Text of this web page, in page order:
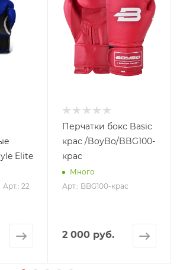
Elite
Арт.: 22
Перчатки бокс Basic
крас /BoyBo/BBG100-
крас
Много
Арт.: BBG100-крас
2 000 руб.